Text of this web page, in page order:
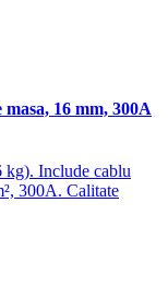
masa, 16 mm, 300A
kg). Include cablu
300A. Calitate